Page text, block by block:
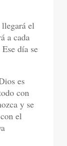
el
a cada
día se
es
con
y se
el